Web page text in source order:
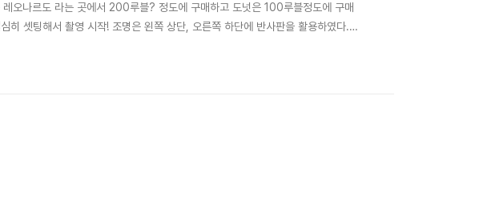
오나르도 라는 곳에서 200루블? 정도에 구매하고 도넛은 100루블정도에 구매
셋팅해서 촬영 시작! 조명은 왼쪽 상단, 오른쪽 하단에 반사판을 활용하였다.